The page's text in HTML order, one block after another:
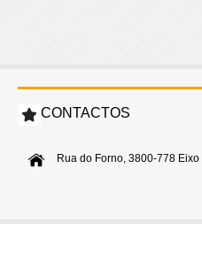
CONTACTOS
Rua do Forno, 3800-778 Eixo